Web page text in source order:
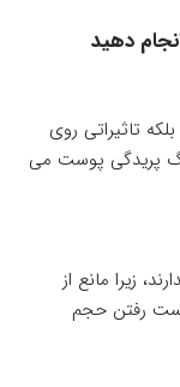
دهید
تاثیراتی روی
پریدگی پوست می
زیرا مانع از
رفتن حجم